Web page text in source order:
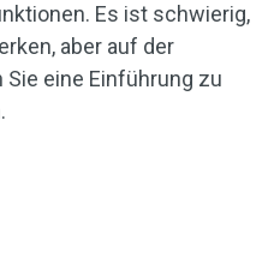
Es ist schwierig,
aber auf der
eine Einführung zu